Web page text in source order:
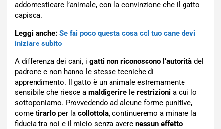
addomesticare l’animale, con la convinzione che il gatto
capisca.
Leggi anche: Se fai poco questa cosa col tuo cane devi
iniziare subito
A differenza dei cani, i gatti non riconoscono l’autorità del
padrone e non hanno le stesse tecniche di
apprendimento. Il gatto è un animale estremamente
sensibile che riesce a maldigerire le restrizioni a cui lo
sottoponiamo. Provvedendo ad alcune forme punitive,
come tirarlo per la collottola, continueremo a minare la
fiducia tra noi e il micio senza avere nessun effetto